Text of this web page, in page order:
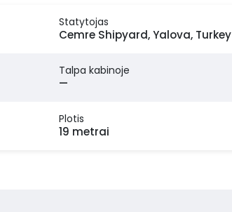
Statytojas
Cemre Shipyard, Yalova, Turkey
Talpa kabinoje
—
Plotis
19 metrai